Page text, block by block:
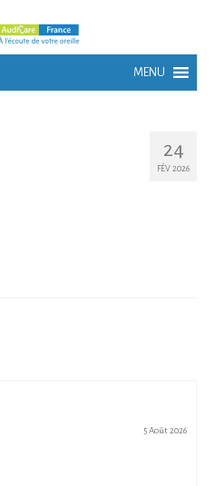
24
FÉV 2026
5 Août 2026